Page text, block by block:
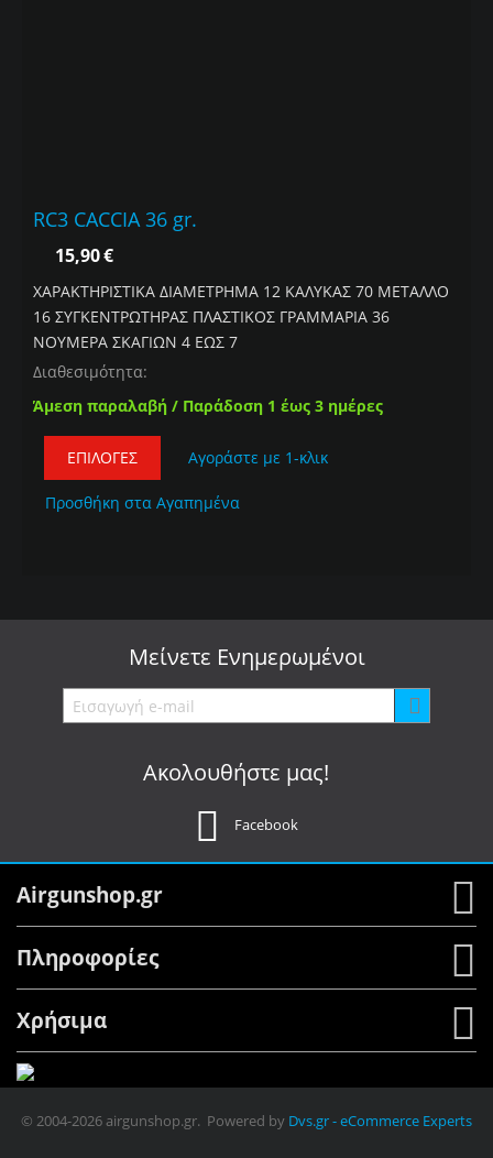
RC3 CACCIA 36 gr.
15,90€
ΧΑΡΑΚΤΗΡΙΣΤΙΚΑ ΔΙΑΜΕΤΡΗΜΑ 12 ΚΑΛΥΚΑΣ 70 ΜΕΤΑΛΛΟ
16 ΣΥΓΚΕΝΤΡΩΤΗΡΑΣ ΠΛΑΣΤΙΚΟΣ ΓΡΑΜΜΑΡΙΑ 36
ΝΟΥΜΕΡΑ ΣΚΑΓΙΩΝ 4 ΕΩΣ 7
Διαθεσιμότητα:
Άμεση παραλαβή / Παράδοση 1 έως 3 ημέρες
ΕΠΙΛΟΓΈΣ Αγοράστε με 1-κλικ
Προσθήκη στα Αγαπημένα
Μείνετε Ενημερωμένοι
Ακολουθήστε μας!
Facebook
Airgunshop.gr
Πληροφορίες
Χρήσιμα
© 2004-2026 airgunshop.gr. Powered by Dvs.gr - eCommerce Experts